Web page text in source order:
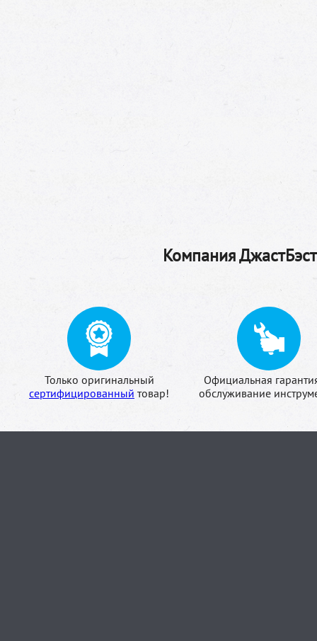
Компания
Только оригинальный
сертифицированный товар!
Официальная
обслуживание